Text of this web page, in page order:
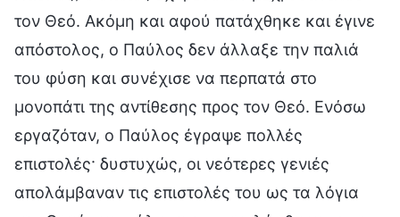
τον Θεό. Ακόμη και αφού πατάχθηκε και έγινε
απόστολος, ο Παύλος δεν άλλαξε την παλιά
του φύση και συνέχισε να περπατά στο
μονοπάτι της αντίθεσης προς τον Θεό. Ενόσω
εργαζόταν, ο Παύλος έγραψε πολλές
επιστολές· δυστυχώς, οι νεότερες γενιές
απολάμβαναν τις επιστολές του ως τα λόγια